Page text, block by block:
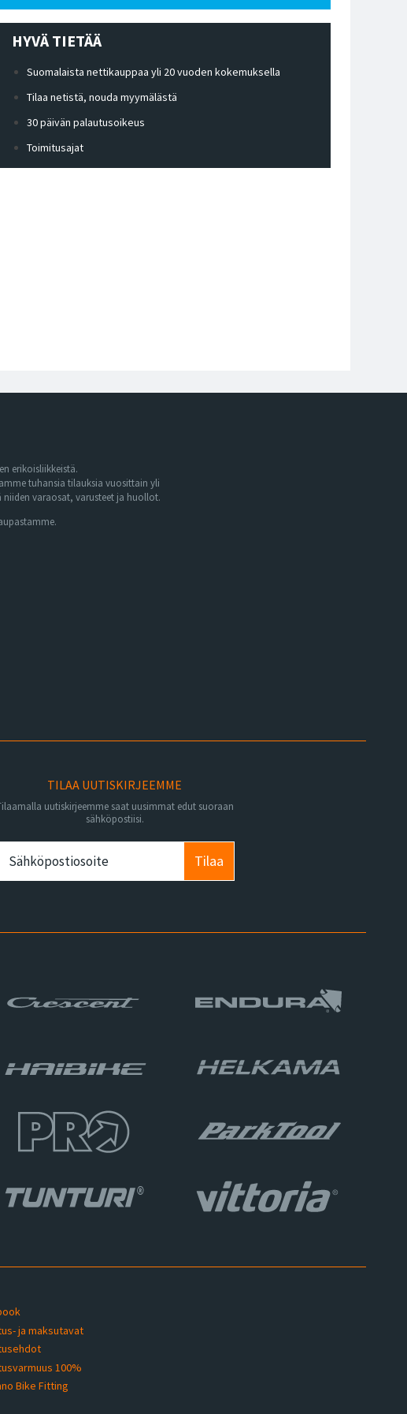
HYVÄ TIETÄÄ
Suomalaista nettikauppaa yli 20 vuoden kokemuksella
Tilaa netistä, nouda myymälästä
30 päivän palautusoikeus
Toimitusajat
erikoisliikkeistä.
tuhansia tilauksia vuosittain yli
varaosat, varusteet ja huollot.
TILAA UUTISKIRJEEMME
uutiskirjeemme saat uusimmat edut suoraan
sähköpostiisi.
Tilaa
ja maksutavat
100%
Bike Fitting